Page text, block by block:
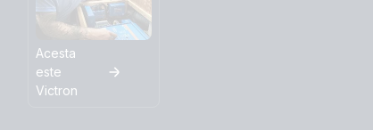
Acesta
este
Victron